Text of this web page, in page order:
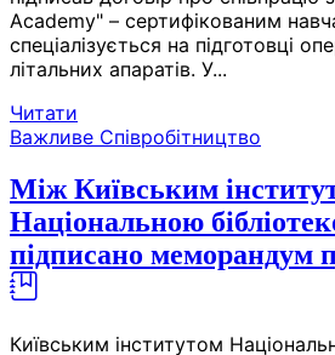
Academy" – сертифікованим
спеціалізується на підготовці
літальних апаратів. У...
Читати
Важливе Співробітництво
Між Київським
Національною
підписано меморандум
Київським інститутом